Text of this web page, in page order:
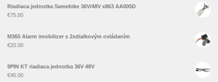
Riadiaca jednotka Samebike 36V/48V x863 AA005D
€75.00
M365 Alarm imobilizer s 2xdialkovým ovládaním
€20.00
9PIN KT riadiaca jednotka 36V 48V
€45.00